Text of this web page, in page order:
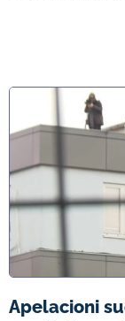
Apelacioni